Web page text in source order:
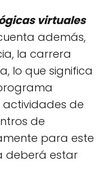
virtuales
además,
la carrera
lo que significa
de
de
para este
deberá estar